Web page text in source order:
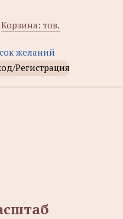
Корзина: тов.
желаний
Регистрация